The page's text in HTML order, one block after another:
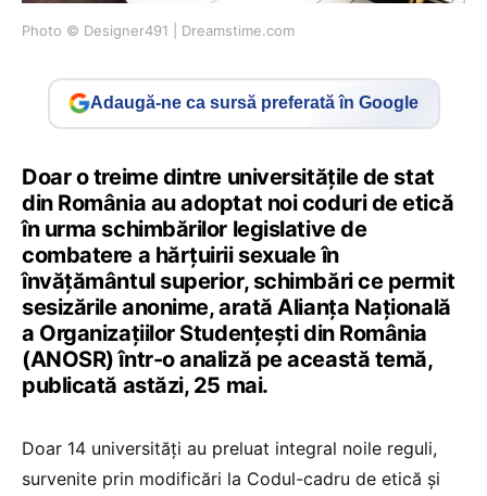
Photo © Designer491 | Dreamstime.com
Adaugă-ne ca sursă preferată în Google
Doar o treime dintre universitățile de stat
din România au adoptat noi coduri de etică
în urma schimbărilor legislative de
combatere a hărțuirii sexuale în
învățământul superior, schimbări ce permit
sesizările anonime, arată Alianța Națională
a Organizațiilor Studențești din România
(ANOSR) într-o analiză pe această temă,
publicată astăzi, 25 mai.
Doar 14 universități au preluat integral noile reguli,
survenite prin modificări la Codul-cadru de etică și